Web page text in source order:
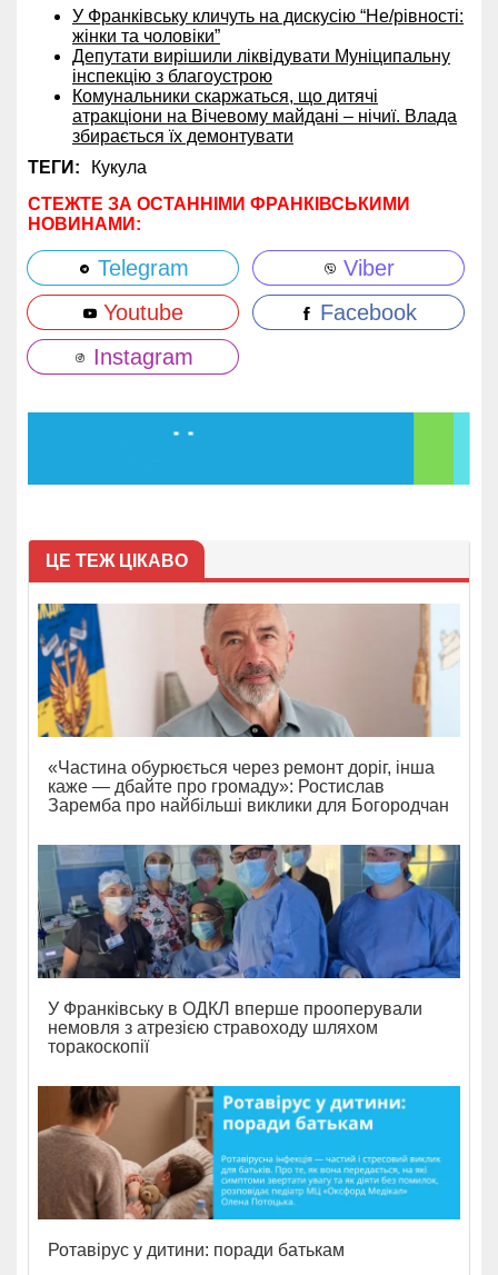
У Франківську кличуть на дискусію “Не/рівності:
жінки та чоловіки”
Депутати вирішили ліквідувати Муніципальну
інспекцію з благоустрою
Комунальники скаржаться, що дитячі
атракціони на Вічевому майдані – нічиї. Влада
збирається їх демонтувати
ТЕГИ:
Кукула
СТЕЖТЕ ЗА ОСТАННІМИ ФРАНКІВСЬКИМИ
НОВИНАМИ:
Telegram
Viber
Youtube
Facebook
Instagram
ЦЕ ТЕЖ ЦІКАВО
«Частина обурюється через ремонт доріг, інша
каже — дбайте про громаду»: Ростислав
Заремба про найбільші виклики для Богородчан
У Франківську в ОДКЛ вперше прооперували
немовля з атрезією стравоходу шляхом
торакоскопії
Ротавірус у дитини: поради батькам